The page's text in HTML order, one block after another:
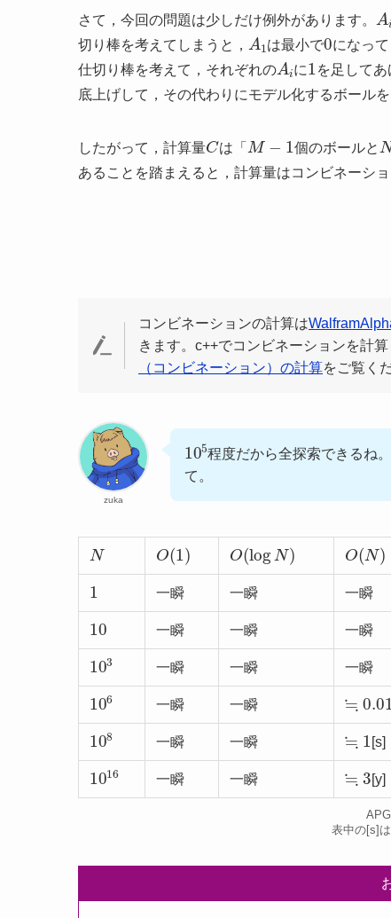
さて，今回の問題は少しだけ例外があります。
A
切り棒を考えてしまうと，
A
は最小で
0
になっ
仕切り棒を考えて，それぞれの
A
に
1
を足して
底上げして，その代わりにモデル化するボール
したがって，計算量
C
は「
M−
個のボールと
N
あることを踏まえると，計算量はコンビネーシ
コンビネーションの計算は
きます。c++でコンビネーションを計
（コンビネーション）の計算をご覧く
zuka
105
程度だから全探索できるね
て。
N O (1 ) O (log N) O (N)
1
一瞬 一瞬 一瞬
10
一瞬 一瞬 一瞬
10
3
一瞬 一瞬 一瞬
10
6
一瞬 一瞬
≒ 0.01
10
8
一瞬 一瞬
≒ 1
[s]
10
16
一瞬 一瞬
≒ 3
[y]
表中の[s]